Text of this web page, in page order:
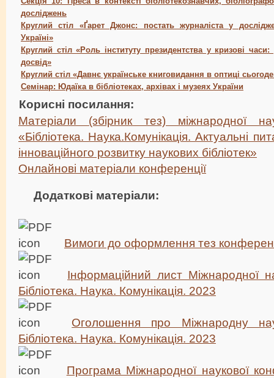
досліджень
Круглий стіл «Ґарет Джонс: постать журналіста у
Україні»
Круглий стіл «Роль інституту президентства у кризові часи:
досвід»
Круглий стіл «Давнє українське книговидання в оптиці
Семінар: Юдаїка в бібліотеках, архівах і музеях України
Корисні посилання:
Матеріали (збірник тез) міжнародної
«Бібліотека. Наука.Комунікація. Актуальні
інноваційного розвитку наукових бібліотек»
Онлайнові матеріали конференції
Додаткові матеріали:
Вимоги до оформлення тез
Інформаційний лист Міжнародної
Бібліотека. Наука. Комунікація. 2023
Оголошення про Міжнародну
Бібліотека. Наука. Комунікація. 2023
Програма Міжнародної наукової